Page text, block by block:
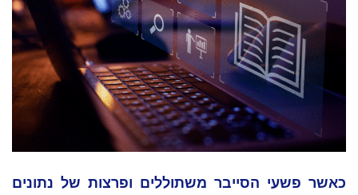
כאשר פשעי הסייבר משתוללים ופרצות של נתונים